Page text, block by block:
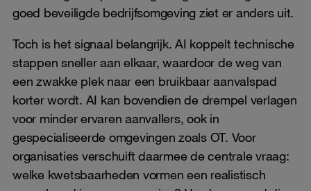
goed beveiligde bedrijfsomgeving ziet er anders uit.
Toch is het signaal belangrijk. AI koppelt technische
stappen sneller aan elkaar, waardoor de weg van
een zwakke plek naar een bruikbaar aanvalspad
korter wordt. AI kan bovendien de drempel verlagen
voor minder ervaren aanvallers, ook in
gespecialiseerde omgevingen zoals OT. Voor
organisaties verschuift daarmee de centrale vraag:
welke kwetsbaarheden vormen een realistisch